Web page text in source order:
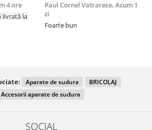
4 ore
livrată la
Paul Cornel Vatrarece, Acum 1
zi
Foarte bun
Aparate de sudura
BRICOLAJ
Accesorii aparate de sudura
SOCIAL